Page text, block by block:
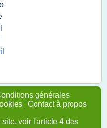
générales
| Contact à propos
voir l'article 4 des